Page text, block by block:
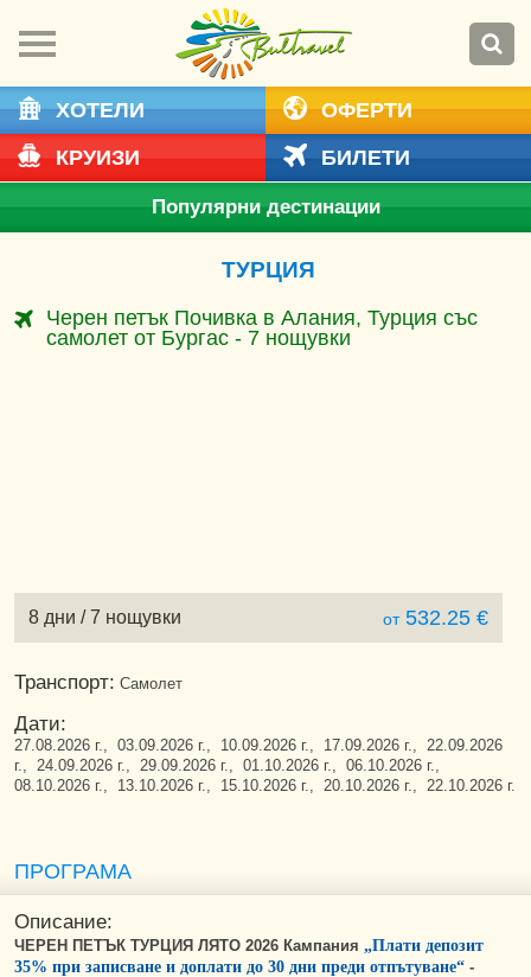
ХОТЕЛИ
ОФЕРТИ
КРУИЗИ
БИЛЕТИ
Популярни дестинации
ТУРЦИЯ
Черен петък Почивка в Алания, Турция със
самолет от Бургас - 7 нощувки
8 дни / 7 нощувки от532.25 €
Транспорт: Самолет
Дати:
27.08.2026 г., 03.09.2026 г., 10.09.2026 г., 17.09.2026 г., 22.09.2026
г., 24.09.2026 г., 29.09.2026 г., 01.10.2026 г., 06.10.2026 г.,
08.10.2026 г., 13.10.2026 г., 15.10.2026 г., 20.10.2026 г., 22.10.2026 г.
ПРОГРАМА
Описание:
ЧЕРЕН ПЕТЪК ТУРЦИЯ ЛЯТО 2026 Кампания „Плати депозит
35% при записване и доплати до 30 дни преди отпътуване“ -